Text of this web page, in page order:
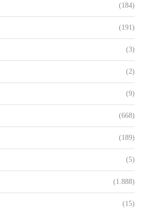
(184)
(191)
(3)
(2)
(9)
(668)
(189)
(5)
(1.888)
(15)